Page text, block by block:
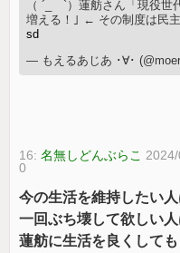
（ ´_ゝ`）蓮舫さん「現役
増える！｣ ← その制度は民
sd
— もえるあじあ ･∀･
16:名無しどんぶらこ
0
今の生活を維持したい
一回ぶち壊して欲しい
蓮舫に生活を良くして